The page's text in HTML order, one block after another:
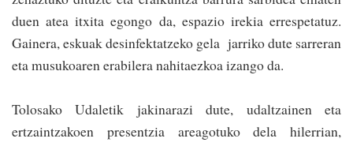
duen atea itxita egongo da, espazio irekia errespetatuz.
Gainera, eskuak desinfektatzeko gela jarriko dute sarreran
eta musukoaren erabilera nahitaezkoa izango da.
Tolosako Udaletik jakinarazi dute, udaltzainen eta
ertzaintzakoen presentzia areagotuko dela hilerrian,